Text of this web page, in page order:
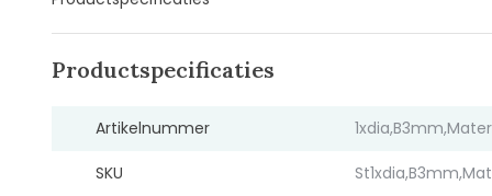
Productspecificaties
Artikelnummer
SKU